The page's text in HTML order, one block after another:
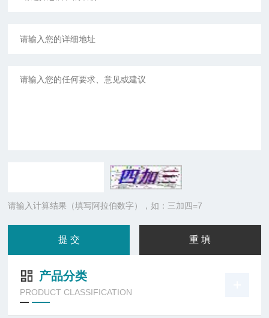
请输入计算结果（填写阿拉伯数字），如：三加四=7
产品分类
PRODUCT CLASSIFICATION